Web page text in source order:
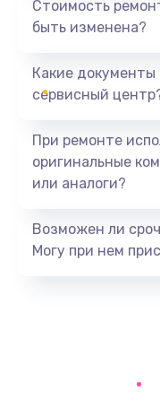
Стоимость
быть изменена?
Какие документы
сервисный
При ремонте
оригинальные
или аналоги?
Возможен ли
Могу при нем